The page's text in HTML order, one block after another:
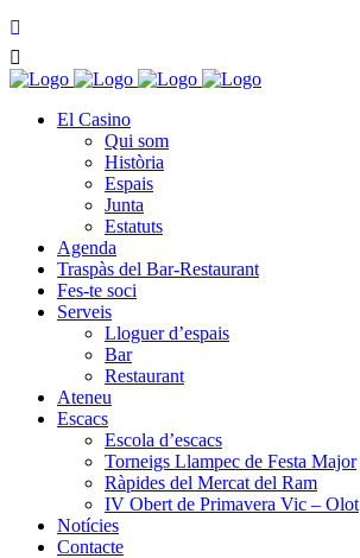
El Casino
Qui som
Història
Espais
Junta
Estatuts
Agenda
Traspàs del Bar-Restaurant
Fes-te soci
Serveis
Lloguer d’espais
Bar
Restaurant
Ateneu
Escacs
Escola d’escacs
Torneigs Llampec de Festa Major
Ràpides del Mercat del Ram
IV Obert de Primavera Vic – Olot
Notícies
Contacte